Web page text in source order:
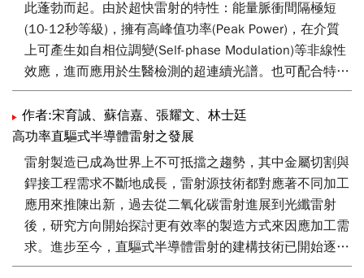
此蓬勃而起。由於超快雷射的特性：能量脈衝間隔極短
(10-12秒等級)，擁有高峰值功率(Peak Power)，在介質
上可產生如自相位調變(Self-phase Modulation)等非線性
效應，進而應用於生醫檢測的超連續光譜。也可配合特殊
天線產生應用於環境氣體檢測、影像透視的兆赫波
(Terahertz)，其具有高度穿透性且對人體無害等特性，相
關產品可應用於安全檢測、材料檢測及藥物生醫檢測等。
其中高能光纖飛秒雷射模組、高靈敏光導天線與微流道氣
體儲存單元，未來上述都將有機會以微型化、低成本方式
開發出高準確暨高效率優勢的兆赫波檢測系統來實現。
作者:宋育誠、蘇信嘉、張耀文、林士廷
高功率直驅式半導體雷射之發展
雷射製造已成為世界上不可抵擋之趨勢，其中金屬切割與
銲接工程需求不斷地成長，雷射源技術都對應著不同加工
應用來推陳出新，過去從二氧化碳雷射進展到光纖雷射
後，研究方向開始探討更有效率的製造方式來因應加工需
求。進步至今，直驅式半導體雷射的建構技術已開始逐步
發展。時間快速推進，具有40％以上的電光效率和小於4